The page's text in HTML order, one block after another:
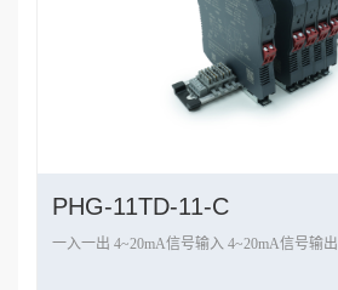
PHG-11TD-11-C
一入一出 4~20mA信号输入 4~20mA信号输出